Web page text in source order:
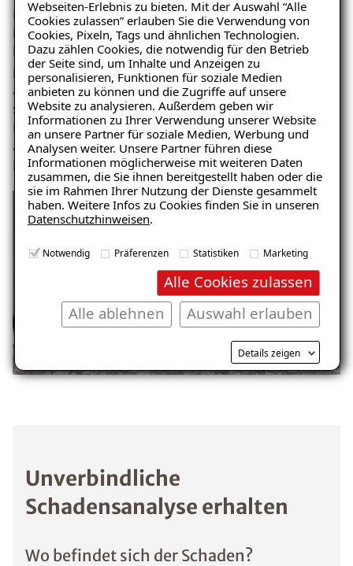
Webseiten-Erlebnis zu bieten. Mit der Auswahl “Alle
Cookies zulassen” erlauben Sie die Verwendung von
Cookies, Pixeln, Tags und ähnlichen Technologien.
Dazu zählen Cookies, die notwendig für den Betrieb
der Seite sind, um Inhalte und Anzeigen zu
personalisieren, Funktionen für soziale Medien
anbieten zu können und die Zugriffe auf unsere
Website zu analysieren. Außerdem geben wir
Informationen zu Ihrer Verwendung unserer Website
an unsere Partner für soziale Medien, Werbung und
Analysen weiter. Unsere Partner führen diese
Informationen möglicherweise mit weiteren Daten
zusammen, die Sie ihnen bereitgestellt haben oder die
sie im Rahmen Ihrer Nutzung der Dienste gesammelt
haben. Weitere Infos zu Cookies finden Sie in unseren
Datenschutzhinweisen.
Notwendig Präferenzen Statistiken Marketing
Alle Cookies zulassen
Auswahl erlauben
Alle ablehnen
Details zeigen
Belag schützt zudem angrenzende Gebäudeteile vor
Feuchtigkeit und trägt zur Werterhaltung des Hauses
bei. Das Ehepaar zeigte sich begeistert von der
professionellen Umsetzung und der Qualität der
Arbeit. Die Garage kann nun vielseitig genutzt werden,
sei es als Abstellraum oder Werkstatt. Der sanierte
Boden bietet nicht nur Schutz, sondern auch eine
ansprechende Optik, die das Gesamtbild des Hauses in
Pratteln aufwertet.
Unverbindliche
Schadensanalyse erhalten
Wo befindet sich der Schaden?
Ratgeber „Sofort-Tipps gegen
Feuchtigkeit“
– jetzt kostenlos
herunterladen!
E-Mail eingeben
Kostenlosen Ratgeber anfordern